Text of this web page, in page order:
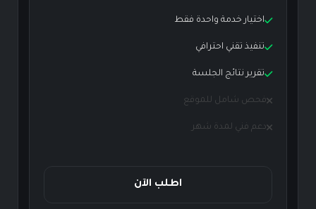
اختيار خدمة واحدة فقط
تنفيذ تقني احترافي
تقرير نتائج الجلسة
فحص شامل للموقع
دعم فني لمدة شهر
اطلب الآن